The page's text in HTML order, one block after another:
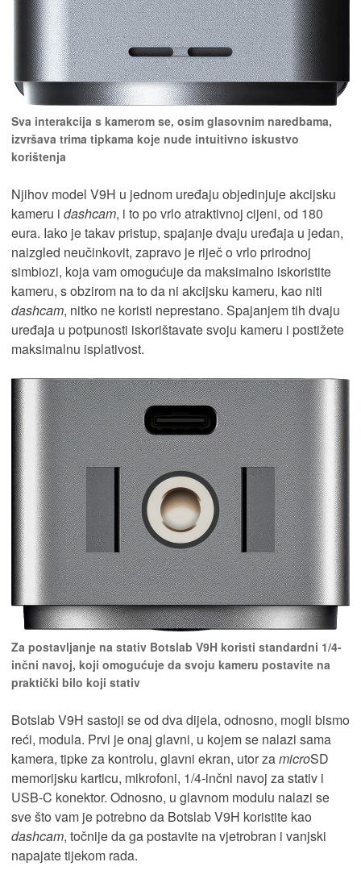
Sva interakcija s kamerom se, osim glasovnim naredbama,
izvršava trima tipkama koje nude intuitivno iskustvo
korištenja
Njihov model V9H u jednom uređaju objedinjuje akcijsku
kameru i dashcam, i to po vrlo atraktivnoj cijeni, od 180
eura. Iako je takav pristup, spajanje dvaju uređaja u jedan,
naizgled neučinkovit, zapravo je riječ o vrlo prirodnoj
simbiozi, koja vam omogućuje da maksimalno iskoristite
kameru, s obzirom na to da ni akcijsku kameru, kao niti
dashcam, nitko ne koristi neprestano. Spajanjem tih dvaju
uređaja u potpunosti iskorištavate svoju kameru i postižete
maksimalnu isplativost.
Za postavljanje na stativ Botslab V9H koristi standardni 1/4-
inčni navoj, koji omogućuje da svoju kameru postavite na
praktički bilo koji stativ
Botslab V9H sastoji se od dva dijela, odnosno, mogli bismo
reći, modula. Prvi je onaj glavni, u kojem se nalazi sama
kamera, tipke za kontrolu, glavni ekran, utor zamicroSD
memorijsku karticu, mikrofoni, 1/4-inčni navoj za stativ i
USB-C konektor. Odnosno, u glavnom modulu nalazi se
sve što vam je potrebno da Botslab V9H koristite kao
dashcam, točnije da ga postavite na vjetrobran i vanjski
napajate tijekom rada.